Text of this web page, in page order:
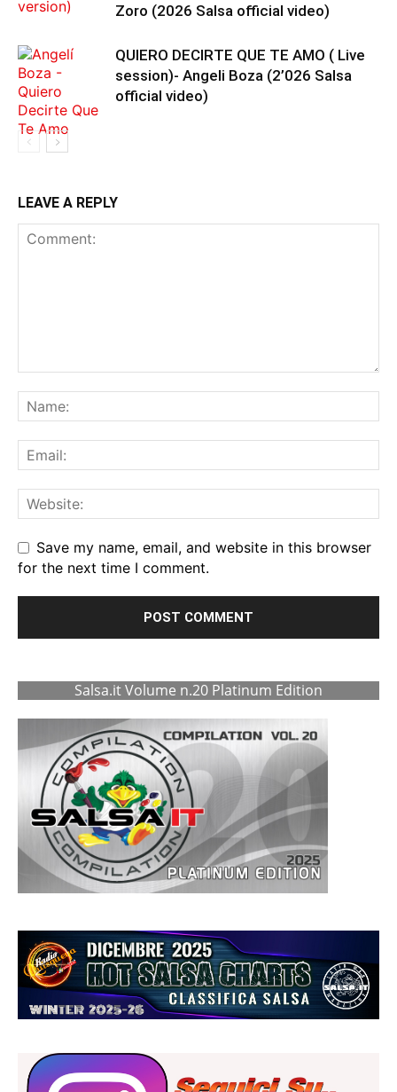
Zoro (2026 Salsa official video)
QUIERO DECIRTE QUE TE AMO ( Live
session)- Angeli Boza (2’026 Salsa
official video)
LEAVE A REPLY
Save my name, email, and website in this browser
for the next time I comment.
Salsa.it Volume n.20 Platinum Edition